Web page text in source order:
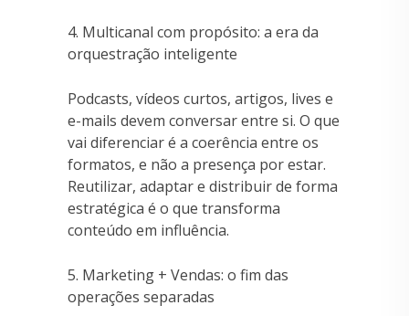
4. Multicanal com propósito: a era da
orquestração inteligente
Podcasts, vídeos curtos, artigos, lives e
e-mails devem conversar entre si. O que
vai diferenciar é a coerência entre os
formatos, e não a presença por estar.
Reutilizar, adaptar e distribuir de forma
estratégica é o que transforma
conteúdo em influência.
5. Marketing + Vendas: o fim das
operações separadas